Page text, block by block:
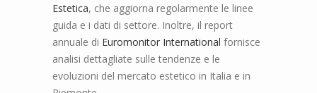
Estetica, che aggiorna regolarmente le linee
guida e i dati di settore. Inoltre, il report
annuale di Euromonitor International fornisce
analisi dettagliate sulle tendenze e le
evoluzioni del mercato estetico in Italia e in